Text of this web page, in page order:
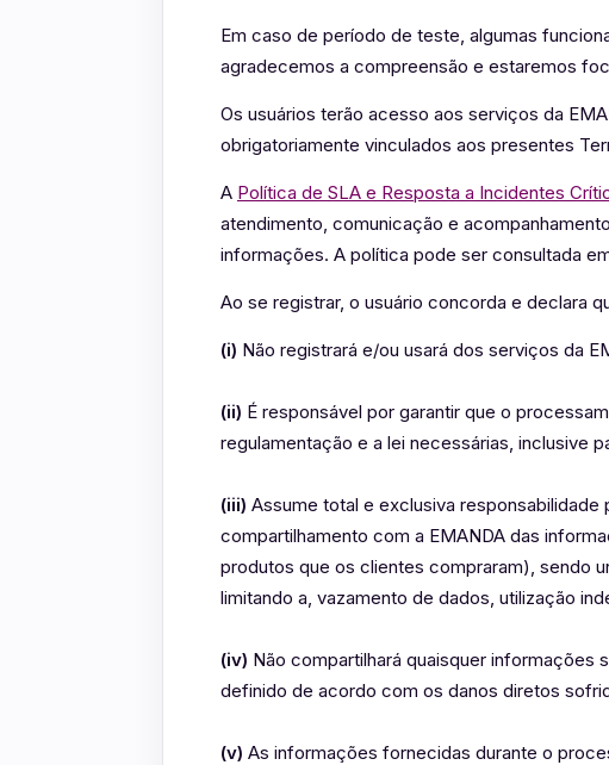
Em caso de período de teste, algumas
agradecemos a compreensão e estaremos
Os usuários terão acesso aos serviços da
obrigatoriamente vinculados aos presentes
A Política de SLA e Resposta a Incidentes
atendimento, comunicação e
informações. A política pode ser consultada
Ao se registrar, o usuário concorda e declara
(i) Não registrará e/ou usará dos serviços da
(ii) É responsável por garantir que o
regulamentação e a lei necessárias, inclusive
(iii) Assume total e exclusiva
compartilhamento com a EMANDA das
produtos que os clientes compraram), sendo
limitando a, vazamento de dados, utilização
(iv) Não compartilhará quaisquer informações
definido de acordo com os danos diretos
(v) As informações fornecidas durante o